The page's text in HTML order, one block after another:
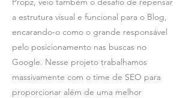
a estrutura visual e funcional para o Blog,
encarando-o como o grande responsável
pelo posicionamento nas buscas no
Google. Nesse projeto trabalhamos
massivamente com o time de SEO para
proporcionar além de uma melhor